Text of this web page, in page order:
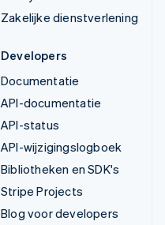
Zakelijke dienstverlening
Developers
Documentatie
API-documentatie
API-status
API-wijzigingslogboek
Bibliotheken en SDK's
Stripe Projects
Blog voor developers